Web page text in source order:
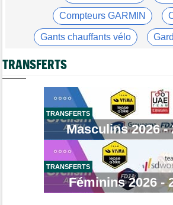
Média
Les vidéos cyclisme sont sur Dailymotion :
Jan Christen s'offre la 5e étape, trois
La startlist complète du Tour Femmes... déjà
Tour de France Femmes
Puck Pieterse : "Je vise le maillot à pois..."
Tour de France Femmes
Marlen Reusser, maillot jaune : "Le Mont
Agenda
Le Tour Femmes, Pologne, Burgos… le
Compteurs GARMIN
Gants chauffants vélo
Casque ABUS
TRANSFERTS
TRANSFERTS
Masculins 2026 -
TRANSFERTS
Féminins 2026 -